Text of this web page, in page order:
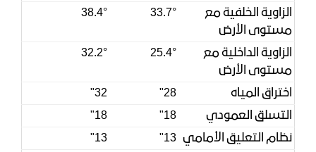
الزاوية الخلفية مع
مستوى الأرض
33.7°
38.4°
الزاوية الداخلية مع
مستوى الأرض
25.4°
32.2°
اختراق المياه 28"
32"
التسلق العمودي
18"
18"
نظام التعليق الأمامي 13"
13"